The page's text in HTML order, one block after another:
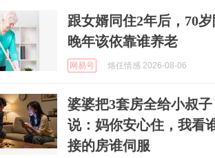
跟女婿同住2年后，70
晚年该依靠谁养老
网易号 烙任情感 2026-08-06
婆婆把3套房全给小叔
说：妈你安心住，我看
接的房谁伺服